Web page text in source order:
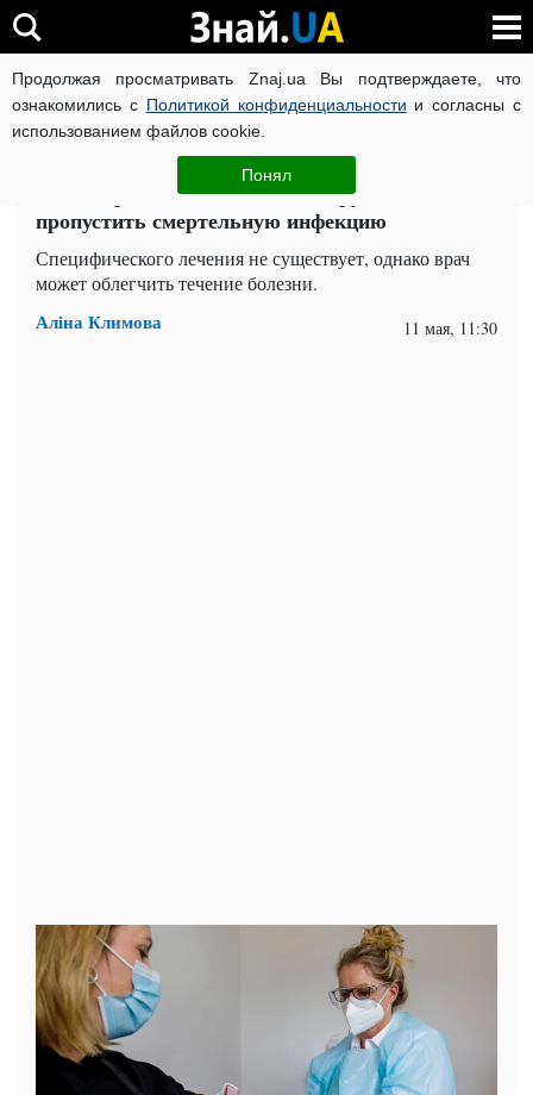
Продолжая просматривать Znaj.ua Вы подтверждаете, что
ознакомились с Политикой конфиденциальности и согласны с
использованием файлов cookie.
Понял
ВОЙНА РОССИИ ПРОТИВ УКРАИНЫ КОРОНАВИРУС В
ЧИТАТИ УКРАЇНСЬКОЮ
Как вовремя выявить хантавирус и не
пропустить смертельную инфекцию
Специфического лечения не существует, однако врач
может облегчить течение болезни.
Аліна Климова 11 мая, 11:30